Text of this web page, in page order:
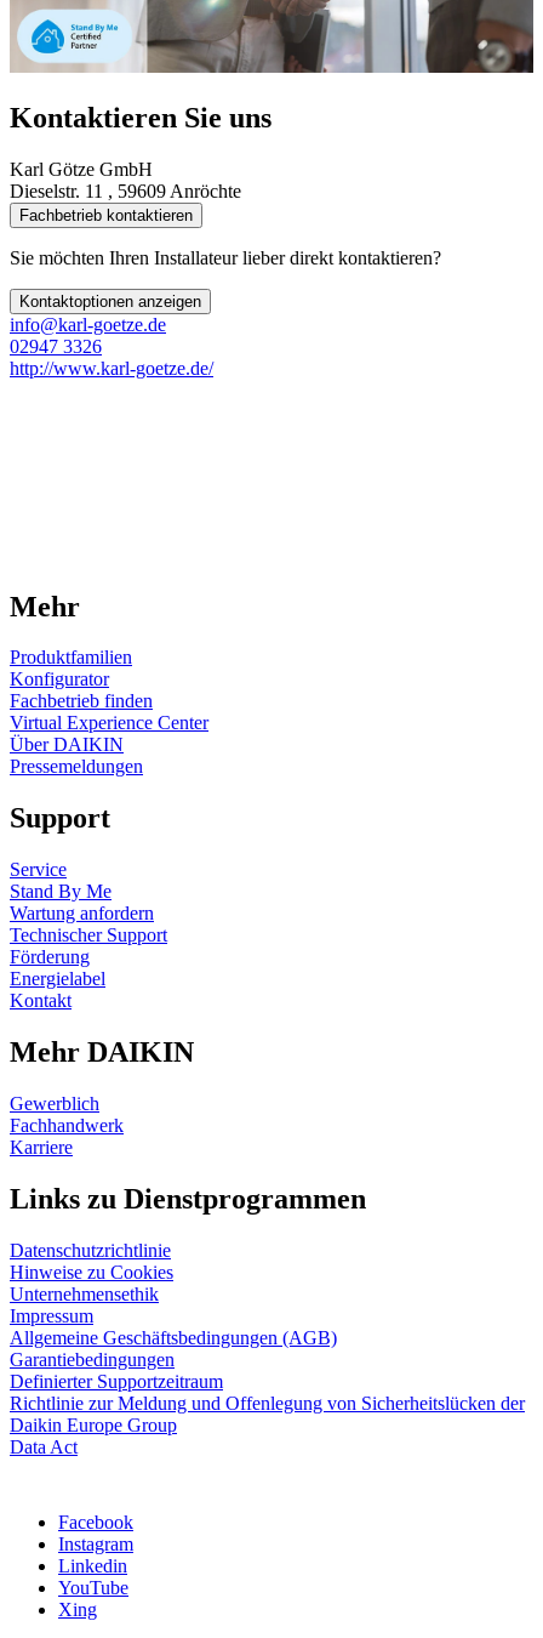
Kontaktieren Sie uns
Karl Götze GmbH
Dieselstr. 11 , 59609 Anröchte
Fachbetrieb kontaktieren
Sie möchten Ihren Installateur lieber direkt kontaktieren?
Kontaktoptionen anzeigen
info@karl-goetze.de
02947 3326
http://www.karl-goetze.de/
Mehr
Produktfamilien
Konfigurator
Fachbetrieb finden
Virtual Experience Center
Über DAIKIN
Pressemeldungen
Support
Service
Stand By Me
Wartung anfordern
Technischer Support
Förderung
Energielabel
Kontakt
Mehr DAIKIN
Gewerblich
Fachhandwerk
Karriere
Links zu Dienstprogrammen
Datenschutzrichtlinie
Hinweise zu Cookies
Unternehmensethik
Impressum
Allgemeine Geschäftsbedingungen (AGB)
Garantiebedingungen
Definierter Supportzeitraum
Richtlinie zur Meldung und Offenlegung von Sicherheitslücken der
Daikin Europe Group
Data Act
Facebook
Instagram
Linkedin
YouTube
Xing